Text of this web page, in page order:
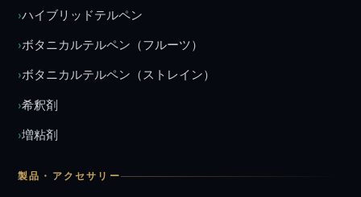
ハイブリッドテルペン
ボタニカルテルペン（フルーツ）
ボタニカルテルペン（ストレイン）
希釈剤
増粘剤
製品・アクセサリー